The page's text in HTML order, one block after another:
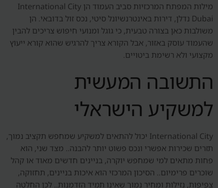
מילות המפתח המרכזיות סביב העמוד הן International City
Dubai נדלן, דירות באינטרנשיונל סיטי, נכס זול בדובאי. הן
משולבות כאן בצורה טבעית, כי גוגל ומנועי חיפוש צריכים להבין
שהעמוד עוסק באזור, אבל הקורא צריך להרגיש שהוא קורא ייעוץ
מקצועי ולא רשימת ביטויים.
התשובה המעשית
למשקיע הישראלי
International City יכול להתאים למשקיע שמחפש תקציב נמוך,
תזרים שכירות אפשרי ונכס פשוט יותר להבנה.. מצד שני, הוא
פחות מתאים למי שמחפש יוקרה, בניינים חדשים מאוד או קהל
שוכרים פרימיום.. הסיכון המרכזי הוא איכות בניינים, תחזוקה,
צפיפות, נזילות ומחיר נמוך שאינו תמיד הזדמנות.. לכן החלטה